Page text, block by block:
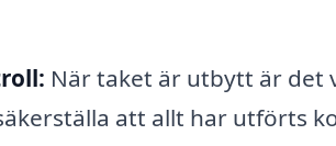
När taket är utbytt är det
att allt har utförts